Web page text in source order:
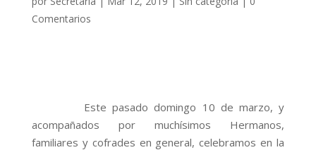
Comentarios
Este pasado domingo 10 de marzo, y
acompañados por muchísimos Hermanos,
familiares y cofrades en general, celebramos en la